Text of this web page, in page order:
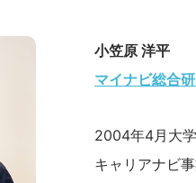
小笠原 洋平
マイナビ総合
2004年4月大
キャリアナビ